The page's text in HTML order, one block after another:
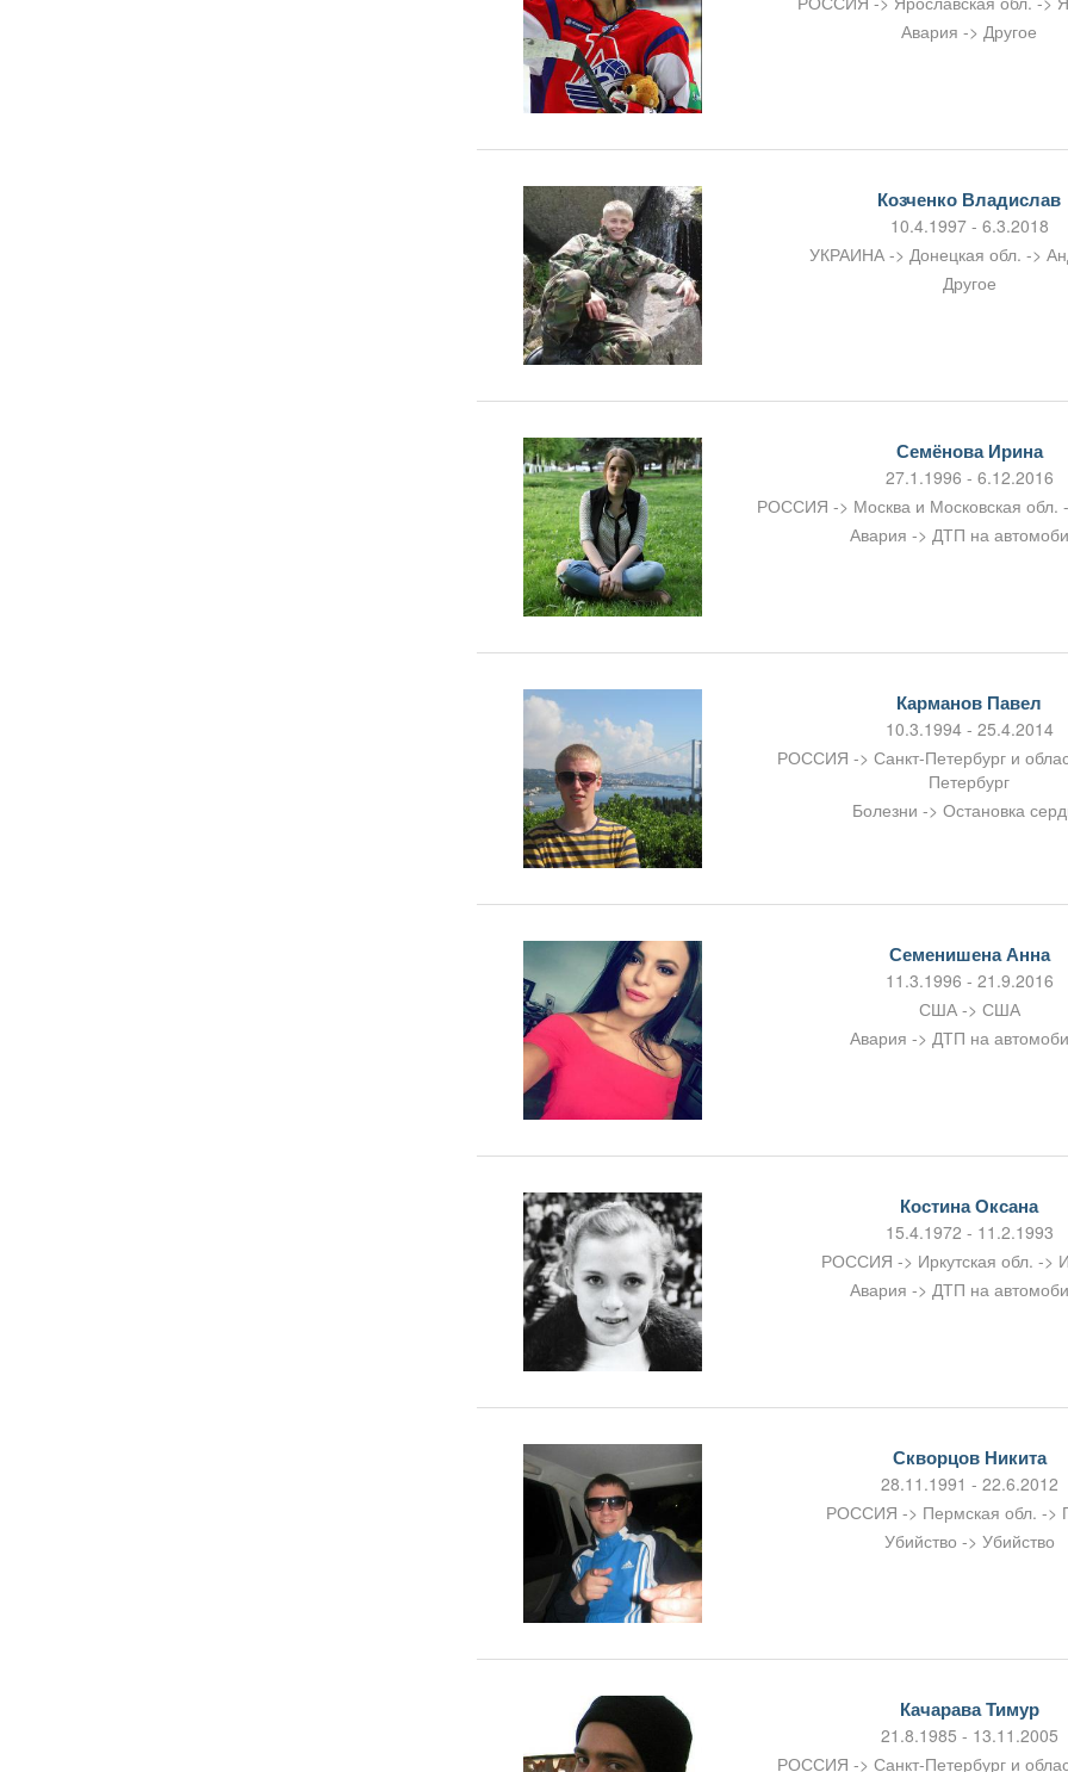
Авария -> Другое
Козченко Владислав
10.4.1997 - 6.3.2018
УКРАИНА -> Донецкая обл. ->
Другое
Семёнова Ирина
27.1.1996 - 6.12.2016
РОССИЯ -> Москва и Московская обл.
Авария -> ДТП на
Карманов Павел
10.3.1994 - 25.4.2014
РОССИЯ -> Санкт-Петербург и
Петербург
Болезни -> Остановка
Семенишена Анна
11.3.1996 - 21.9.2016
США -> США
Авария -> ДТП на
Костина Оксана
15.4.1972 - 11.2.1993
РОССИЯ -> Иркутская обл. ->
Авария -> ДТП на
Скворцов Никита
28.11.1991 - 22.6.2012
РОССИЯ -> Пермская обл. ->
Убийство -> Убийство
Качарава Тимур
21.8.1985 - 13.11.2005
РОССИЯ -> Санкт-Петербург и